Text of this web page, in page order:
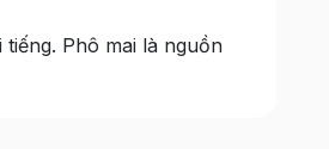
Phô mai là nguồn